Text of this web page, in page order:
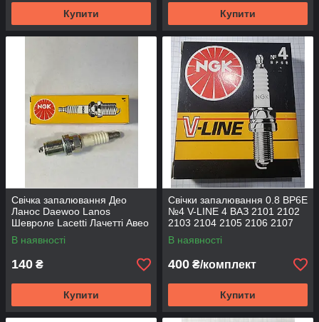
Купити Купити
Свічка запалювання Део
Ланос Daewoo Lanos
Шевроле Lacetti Лачетті Авео
Chevrolet Honda Хонда
Мазда Mazda NGK
В наявності
140 ₴
Купити
Свічки запалювання 0.8 BP6E
№4 V-LINE 4 ВАЗ 2101 2102
2103 2104 2105 2106 2107
Нива Тайга 2121 21213 NGK
В наявності
400 ₴/комплект
Купити